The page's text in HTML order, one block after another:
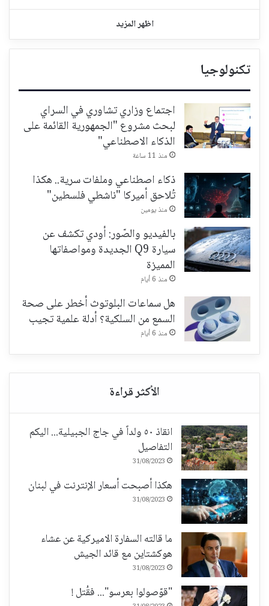
اظهر المزيد
تكنولوجيا
اجتماع وزاري تشاوري في السراي
لبحث مشروع "الجمهورية القائمة على
الذكاء الاصطناعي"
منذ 11 ساعة
ذكاء اصطناعي وملفات سرية.. هكذا
تُلاحق أميركا "ناشطي فلسطين"
منذ يومين
بالفيديو والصّور: أودي تكشف عن
سيارة Q9 الجديدة ومواصفاتها
المميزة
منذ 6 أيام
هل سماعات البلوتوث أخطر على صحة
السمع من السلكية؟ أدلة علمية تجيب
منذ 6 أيام
انقاذ ٥٠ ولداً في جاج الجبيلية... اليكم
التفاصيل
31/08/2023
هكذا أصبحت أسعار الإنترنت في لبنان
31/08/2023
ما قالته السفارة الاميركية عن عشاء
هوكشتاين مع قائد الجيش
31/08/2023
"قوّصولوا بعرسو"... فقُتل !